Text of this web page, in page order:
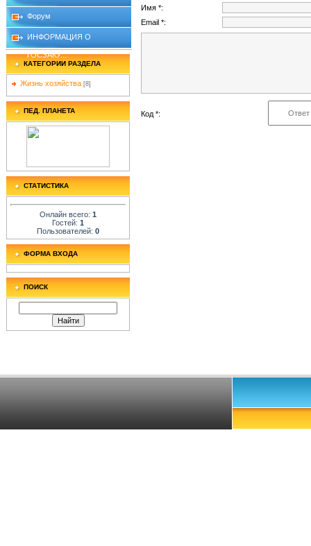
Форум
ИНФОРМАЦИЯ О
ГОСЗАКУ...
КАТЕГОРИИ РАЗДЕЛА
Жизнь хозяйства [8]
ПЕД. ПЛАНЕТА
СТАТИСТИКА
Онлайн всего: 1
Гостей: 1
Пользователей: 0
ФОРМА ВХОДА
ПОИСК
Имя *:
Email *:
Код *: